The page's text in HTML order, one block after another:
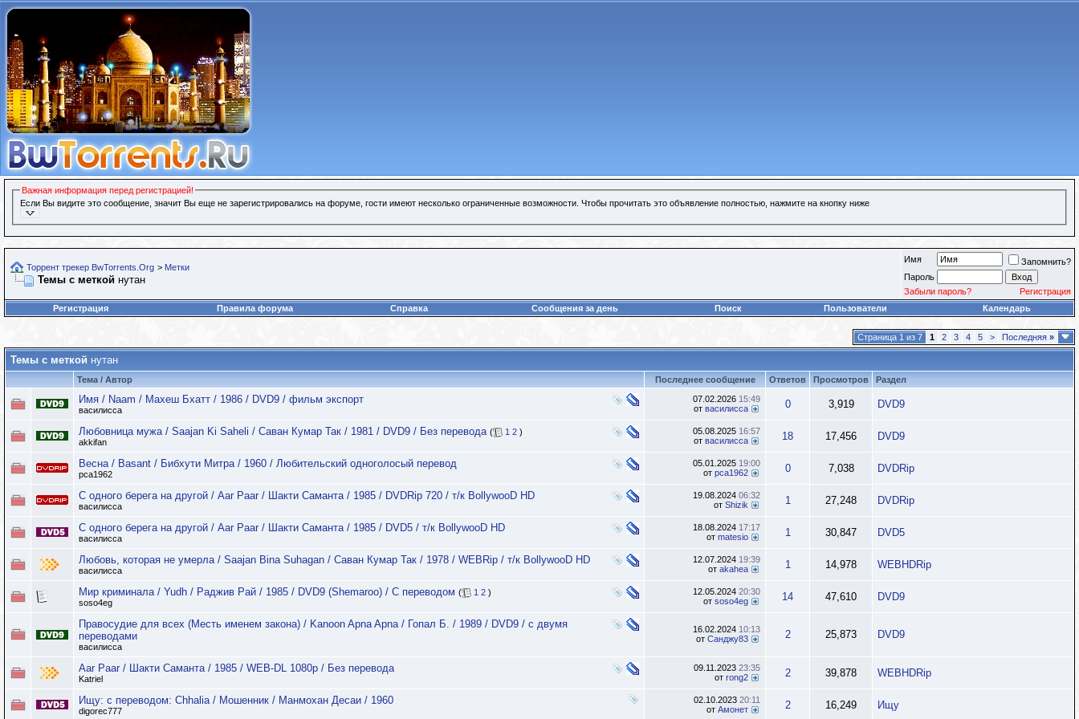
Важная информация перед регистрацией!
Если Вы видите это сообщение, значит Вы еще не зарегистрировались на форуме, гости имеют несколько ограниченные возможности. Чтобы прочитать это объявление полностью, нажмите на кнопку ниже
Торрент трекер BwTorrents.Org > Метки
Темы с меткой нутан
Имя
Запомнить?
Пароль
Забыли пароль?
Регистрация
Регистрация
Правила форума Справка Сообщения за день Поиск Пользователи Календарь
Страница 1 из 7 1 2 3 4 5 > Последняя »
Темы с меткой нутан
Тема / Автор Последнее сообщение Ответов Просмотров Раздел
Имя / Naam / Махеш Бхатт / 1986 / DVD9 / фильм экспорт
василисса
07.02.2026 15:49
от василисса 0 3,919 DVD9
Любовница мужа / Saajan Ki Saheli / Саван Кумар Так / 1981 / DVD9 / Без перевода ( 1 2 )
akkifan
05.08.2025 16:57
от василисса 18 17,456 DVD9
Весна / Basant / Бибхути Митра / 1960 / Любительский одноголосый перевод
pca1962
05.01.2025 19:00
от pca1962 0 7,038 DVDRip
С одного берега на другой / Aar Paar / Шакти Саманта / 1985 / DVDRip 720 / т/к BollywooD HD
василисса
19.08.2024 06:32
от Shizik 1 27,248 DVDRip
С одного берега на другой / Aar Paar / Шакти Саманта / 1985 / DVD5 / т/к BollywooD HD
василисса
18.08.2024 17:17
от matesio 1 30,847 DVD5
Любовь, которая не умерла / Saajan Bina Suhagan / Саван Кумар Так / 1978 / WEBRip / т/к BollywooD HD
василисса
12.07.2024 19:39
от akahea 1 14,978 WEBHDRip
Мир криминала / Yudh / Раджив Рай / 1985 / DVD9 (Shemaroo) / С переводом ( 1 2 )
soso4eg
12.05.2024 20:30
от soso4eg 14 47,610 DVD9
Правосудие для всех (Месть именем закона) / Kanoon Apna Apna / Гопал Б. / 1989 / DVD9 / с двумя
переводами
василисса
16.02.2024 10:13
от Санджу83 2 25,873 DVD9
Aar Paar / Шакти Саманта / 1985 / WEB-DL 1080p / Без перевода
Katriel
09.11.2023 23:35
от rong2 2 39,878 WEBHDRip
Ищу: с переводом: Chhalia / Мошенник / Манмохан Десаи / 1960
digorec777
02.10.2023 20:11
от Амонет 2 16,249 Ищу